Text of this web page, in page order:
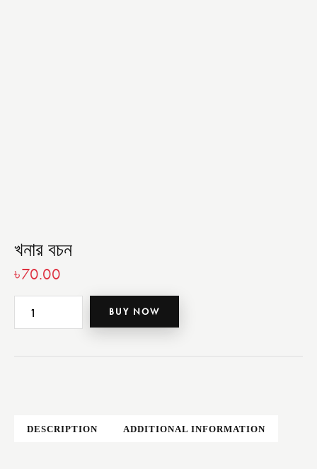
খনার বচন
৳70.00
BUY NOW
DESCRIPTION ADDITIONAL INFORMATION